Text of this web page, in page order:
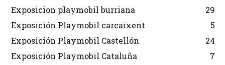
Exposicion playmobil burriana
29
Exposición Playmobil carcaixent
5
Exposición Playmobil Castellón
24
Exposición Playmobil Cataluña
7